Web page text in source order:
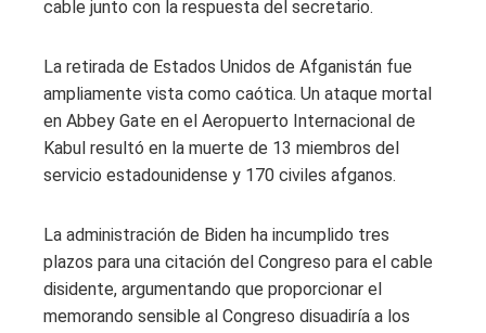
cable junto con la respuesta del secretario.
La retirada de Estados Unidos de Afganistán fue
ampliamente vista como caótica. Un ataque mortal
en Abbey Gate en el Aeropuerto Internacional de
Kabul resultó en la muerte de 13 miembros del
servicio estadounidense y 170 civiles afganos.
La administración de Biden ha incumplido tres
plazos para una citación del Congreso para el cable
disidente, argumentando que proporcionar el
memorando sensible al Congreso disuadiría a los